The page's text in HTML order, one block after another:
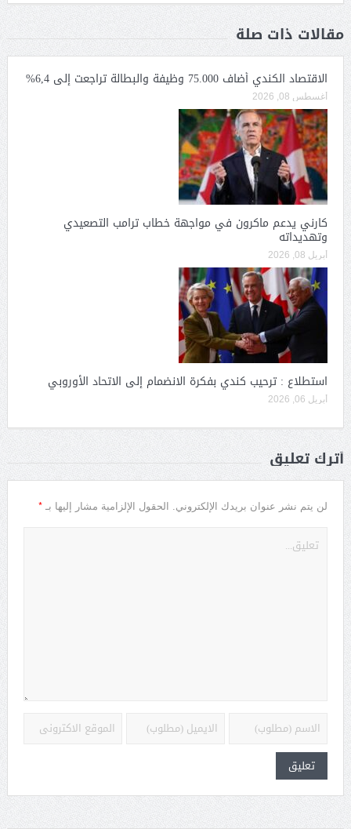
مقالات ذات صلة
الاقتصاد الكندي أضاف 75.000 وظيفة والبطالة تراجعت إلى 6,4%
أغسطس 08, 2026
كارني يدعم ماكرون في مواجهة خطاب ترامب التصعيدي
وتهديداته
أبريل 08, 2026
استطلاع : ترحيب كندي بفكرة الانضمام إلى الاتحاد الأوروبي
أبريل 06, 2026
أترك تعليق
لن يتم نشر عنوان بريدك الإلكتروني. الحقول الإلزامية مشار إليها بـ *